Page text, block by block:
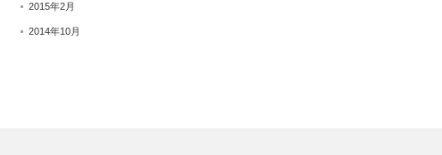
2015年2月
2014年10月